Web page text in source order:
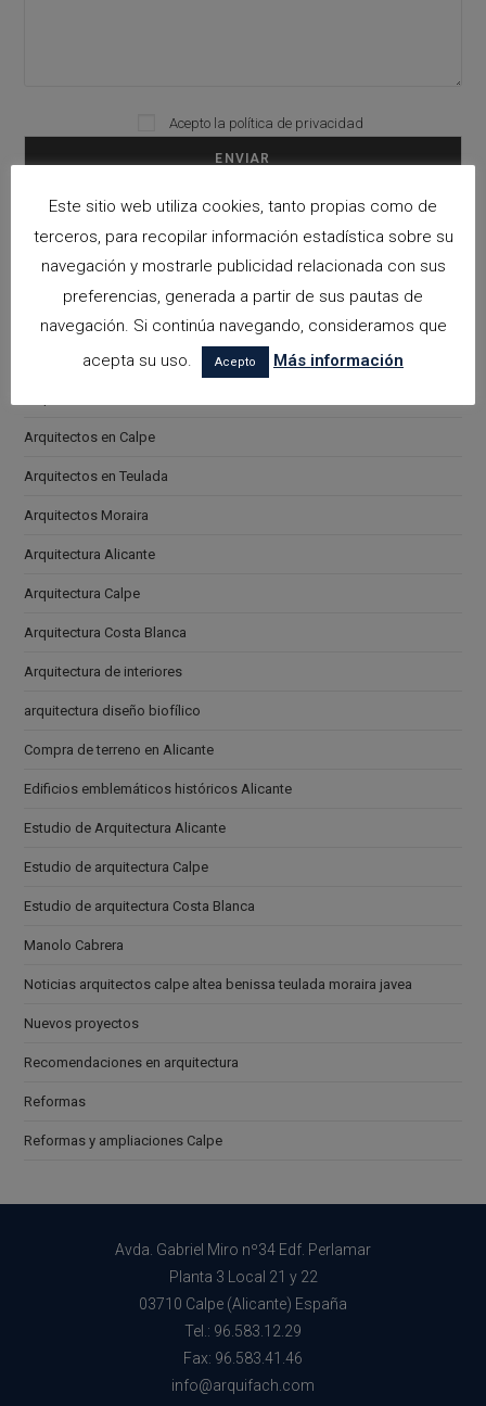
Please leave this field empty.
Acepto la política de privacidad
Categorías
Arquitectos en Alicante
Arquitectos en Altea
Arquitectos en Calpe
Arquitectos en Teulada
Arquitectos Moraira
Arquitectura Alicante
Arquitectura Calpe
Arquitectura Costa Blanca
Arquitectura de interiores
arquitectura diseño biofílico
Compra de terreno en Alicante
Edificios emblemáticos históricos Alicante
Estudio de Arquitectura Alicante
Estudio de arquitectura Calpe
Estudio de arquitectura Costa Blanca
Manolo Cabrera
Noticias arquitectos calpe altea benissa teulada moraira javea
Nuevos proyectos
Recomendaciones en arquitectura
Reformas
Reformas y ampliaciones Calpe
Avda. Gabriel Miro nº34 Edf. Perlamar
Planta 3 Local 21 y 22
03710 Calpe (Alicante) España
Tel.: 96.583.12.29
Fax: 96.583.41.46
info@arquifach.com
Este sitio web utiliza cookies, tanto propias como de
terceros, para recopilar información estadística sobre su
navegación y mostrarle publicidad relacionada con sus
preferencias, generada a partir de sus pautas de
navegación. Si continúa navegando, consideramos que
acepta su uso.
Acepto Más información